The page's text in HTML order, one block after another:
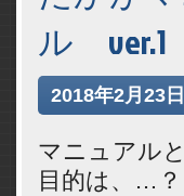
ル ver.1
2018年2月23日
マニュアル
目的は、…？